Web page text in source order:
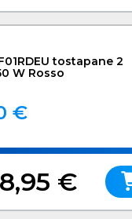
tostapane 2
W Rosso
€
€